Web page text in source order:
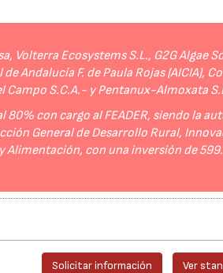
Volterra Ecosystems S.L., G2G Algae
Andalucía F. de Paula Rojas (AICIA),
S.C.A.- y Pentanux-Almoxata
con cargo al FEADER, siendo la
General de Desarrollo Rural,
con una inversión de
Solicitar información Ver